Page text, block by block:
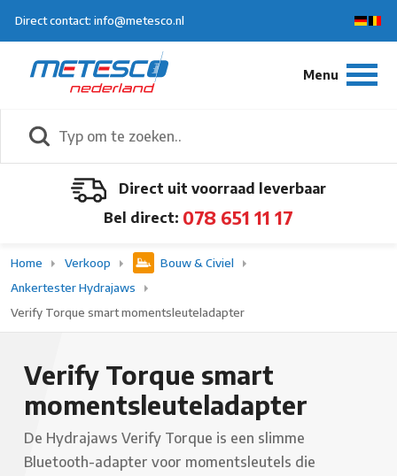
Direct contact: info@metesco.nl
Direct uit voorraad leverbaar
Bel direct: 078 651 11 17
Home Verkoop
Bouw & Civiel
Ankertester Hydrajaws
Verify Torque smart momentsleuteladapter
Verify Torque smart
momentsleuteladapter
De Hydrajaws Verify Torque is een slimme
Bluetooth-adapter voor momentsleutels die